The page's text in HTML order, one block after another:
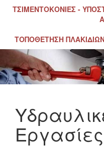
ΤΣΙΜΕΝΤΟΚΟΝΙΕΣ -
ΤΟΠΟΘΕΤΗΣΗ
Εργασίες